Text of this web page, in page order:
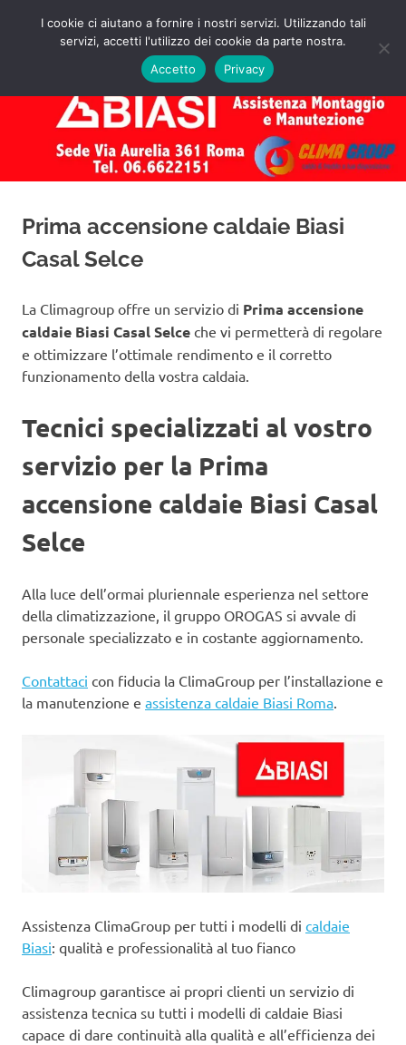
Assistenza
Caldaie
Biasi
Roma
Preventivo!
MENU
Prima accensione caldaie Biasi
Casal Selce
La Climagroup offre un servizio di Prima accensione
caldaie Biasi Casal Selce che vi permetterà di regolare
e ottimizzare l’ottimale rendimento e il corretto
funzionamento della vostra caldaia.
Tecnici specializzati al vostro
servizio per la Prima
accensione caldaie Biasi Casal
Selce
Alla luce dell’ormai pluriennale esperienza nel settore
della climatizzazione, il gruppo OROGAS si avvale di
personale specializzato e in costante aggiornamento.
Contattaci con fiducia la ClimaGroup per l’installazione e
la manutenzione e assistenza caldaie Biasi Roma.
Assistenza ClimaGroup per tutti i modelli di caldaie
Biasi: qualità e professionalità al tuo fianco
Climagroup garantisce ai propri clienti un servizio di
assistenza tecnica su tutti i modelli di caldaie Biasi
capace di dare continuità alla qualità e all’efficienza dei
I cookie ci aiutano a fornire i nostri servizi. Utilizzando tali
servizi, accetti l'utilizzo dei cookie da parte nostra.
Accetto
Privacy